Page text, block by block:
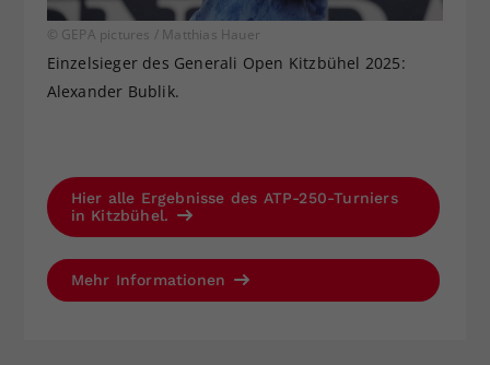
© GEPA pictures / Matthias Hauer
Einzelsieger des Generali Open Kitzbühel 2025:
Alexander Bublik.
Hier alle Ergebnisse des ATP-250-Turniers
in Kitzbühel.
Mehr Informationen